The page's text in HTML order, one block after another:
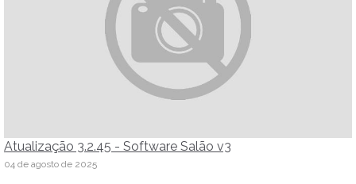
Atualização 3.2.45 - Software Salão v3
04 de agosto de 2025